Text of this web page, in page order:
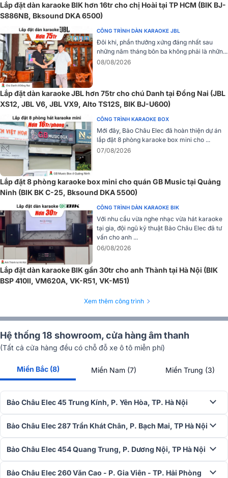
trường, BIK BJ-U100 cũng được trang bị tính năng tự động dò tìm
sóng phù hợp “sóng sạch”, tránh được tình trạng nhiễu sóng, dớt
sóng, cho giọng ca luôn trôi chảy, ổn định nhất.
Cài đặt tần số nhanh chóng
Tính năng chỉnh tần số tự động giúp micro BIK BJ-U100 tự động dò
tìm và điều chỉnh tần số chính xác giữa đầu thu và micro, khi tần số
của hệ thống được hoạt động hoàn hảo nhất.
Chống hú rít cực tốt, âm thanh chân thực
tiếng thấp (0.5%), loại bỏ tạp âm, âm nhiễu, hú rít khó chịu đem đến
tiếng ca chân thực và trong trẻo hơn.
Micro có độ nhạy cực cao (12dB uV) nên hát nhẹ, không cần mất
quá nhiều sức khi hát vẫn cho âm thanh ra loa hay nhất.
Sản xuất trên dây chuyền công nghệ hiện đại với nguồn linh kiện
cao cấp được chọn lọc kỹ lưỡng mang đến cho micro không dây
BIK BJ-U100 hoạt động bền bỉ.
Sử dụng 2 pin AA tiện lợi, thời lượng pin trong nhiều giờ, tình trạng
hoạt động của pin được thể hiện rõ trên màn hình LCD nên bạn có
thể kiểm soát được khi pin sắp hết.
Dễ dàng phối ghép
Lắp đặt dàn karaoke BIK hơn 16tr cho chị Hoài tại TP HCM (BIK BJ-
S886NB, Bksound DKA 6500)
CÔNG TRÌNH DÀN KARAOKE JBL
Đôi khi, phần thưởng xứng đáng nhất sau
những năm tháng bôn ba không phải là nhữn...
08/08/2026
Lắp đặt dàn karaoke JBL hơn 75tr cho chú Danh tại Đồng Nai (JBL
XS12, JBL V6, JBL VX9, Alto TS12S, BIK BJ-U600)
CÔNG TRÌNH KARAOKE BOX
Mới đây, Bảo Châu Elec đã hoàn thiện dự án
lắp đặt 8 phòng karaoke box mini cho ...
07/08/2026
Lắp đặt 8 phòng karaoke box mini cho quán GB Music tại Quảng
Ninh (BIK BK C-25, Bksound DKA 5500)
CÔNG TRÌNH DÀN KARAOKE BIK
Với nhu cầu vừa nghe nhạc vừa hát karaoke
tại gia, đội ngũ kỹ thuật Bảo Châu Elec đã tư
vấn cho anh ...
06/08/2026
Lắp đặt dàn karaoke BIK gần 30tr cho anh Thành tại Hà Nội (BIK
BSP 410II, VM620A, VK-R51, VK-M51)
Xem thêm công trình
Hệ thống 18 showroom, cửa hàng âm thanh
(Tất cả cửa hàng đều có chỗ đỗ xe ô tô miễn phí)
Miền Bắc (8) Miền Nam (7) Miền Trung (3)
Bảo Châu Elec 45 Trung Kính, P. Yên Hòa, TP. Hà Nội
Bảo Châu Elec 287 Trần Khát Chân, P. Bạch Mai, TP Hà Nội
Bảo Châu Elec 454 Quang Trung, P. Dương Nội, TP Hà Nội
Bảo Châu Elec 260 Văn Cao - P. Gia Viên - TP. Hải Phòng